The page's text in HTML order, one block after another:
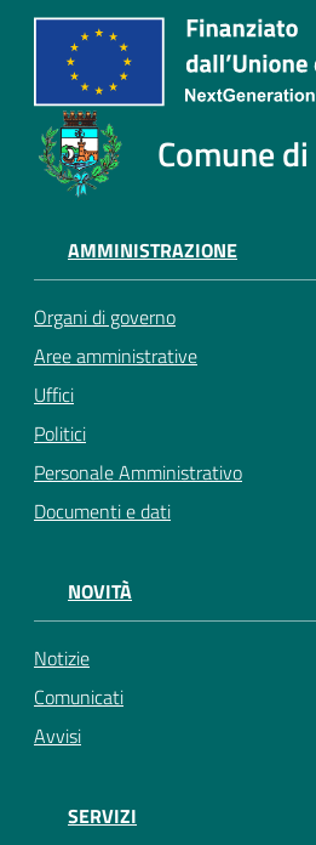
Comune
AMMINISTRAZIONE
Organi di governo
Aree amministrative
Uffici
Politici
Personale Amministrativo
Documenti e dati
NOVITÀ
Notizie
Comunicati
Avvisi
SERVIZI